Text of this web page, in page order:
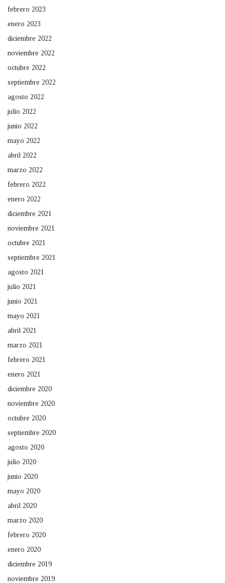
febrero 2023
enero 2023
diciembre 2022
noviembre 2022
octubre 2022
septiembre 2022
agosto 2022
julio 2022
junio 2022
mayo 2022
abril 2022
marzo 2022
febrero 2022
enero 2022
diciembre 2021
noviembre 2021
octubre 2021
septiembre 2021
agosto 2021
julio 2021
junio 2021
mayo 2021
abril 2021
marzo 2021
febrero 2021
enero 2021
diciembre 2020
noviembre 2020
octubre 2020
septiembre 2020
agosto 2020
julio 2020
junio 2020
mayo 2020
abril 2020
marzo 2020
febrero 2020
enero 2020
diciembre 2019
noviembre 2019